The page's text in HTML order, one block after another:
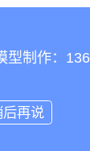
圳沙盘制作公司）
是干枯的庭院山水景观

型制作：
后再说